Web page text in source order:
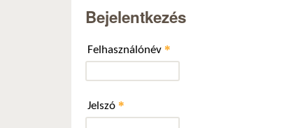
Bejelentkezés
Felhasználónév *
Jelszó *